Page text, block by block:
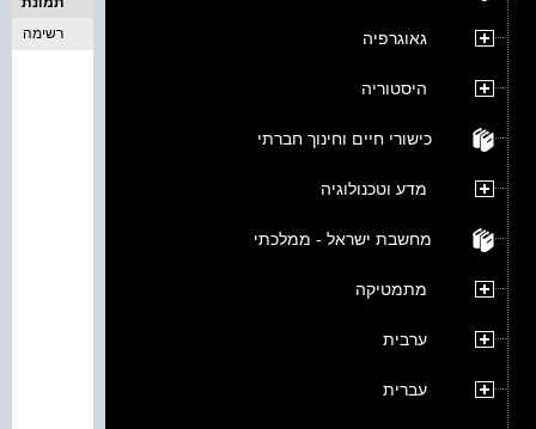
גאוגרפיה
היסטוריה
כישורי חיים וחינוך חברתי
מדע וטכנולוגיה
מחשבת ישראל - ממלכתי
מתמטיקה
ערבית
עברית
כריכה
רשימה